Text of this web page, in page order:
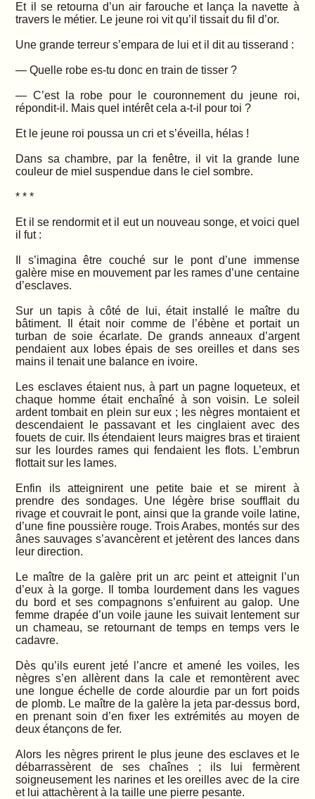
Et il se retourna d’un air farouche et lança la navette à
travers le métier. Le jeune roi vit qu’il tissait du fil d’or.
Une grande terreur s’empara de lui et il dit au tisserand :
— Quelle robe es-tu donc en train de tisser ?
— C’est la robe pour le couronnement du jeune roi,
répondit-il. Mais quel intérêt cela a-t-il pour toi ?
Et le jeune roi poussa un cri et s’éveilla, hélas !
Dans sa chambre, par la fenêtre, il vit la grande lune
couleur de miel suspendue dans le ciel sombre.
* * *
Et il se rendormit et il eut un nouveau songe, et voici quel
il fut :
Il s’imagina être couché sur le pont d’une immense
galère mise en mouvement par les rames d’une centaine
d’esclaves.
Sur un tapis à côté de lui, était installé le maître du
bâtiment. Il était noir comme de l’ébène et portait un
turban de soie écarlate. De grands anneaux d’argent
pendaient aux lobes épais de ses oreilles et dans ses
mains il tenait une balance en ivoire.
Les esclaves étaient nus, à part un pagne loqueteux, et
chaque homme était enchaîné à son voisin. Le soleil
ardent tombait en plein sur eux ; les nègres montaient et
descendaient le passavant et les cinglaient avec des
fouets de cuir. Ils étendaient leurs maigres bras et tiraient
sur les lourdes rames qui fendaient les flots. L’embrun
flottait sur les lames.
Enfin ils atteignirent une petite baie et se mirent à
prendre des sondages. Une légère brise soufflait du
rivage et couvrait le pont, ainsi que la grande voile latine,
d’une fine poussière rouge. Trois Arabes, montés sur des
ânes sauvages s’avancèrent et jetèrent des lances dans
leur direction.
Le maître de la galère prit un arc peint et atteignit l’un
d’eux à la gorge. Il tomba lourdement dans les vagues
du bord et ses compagnons s’enfuirent au galop. Une
femme drapée d’un voile jaune les suivait lentement sur
un chameau, se retournant de temps en temps vers le
cadavre.
Dès qu’ils eurent jeté l’ancre et amené les voiles, les
nègres s’en allèrent dans la cale et remontèrent avec
une longue échelle de corde alourdie par un fort poids
de plomb. Le maître de la galère la jeta par-dessus bord,
en prenant soin d’en fixer les extrémités au moyen de
deux étançons de fer.
Alors les nègres prirent le plus jeune des esclaves et le
débarrassèrent de ses chaînes ; ils lui fermèrent
soigneusement les narines et les oreilles avec de la cire
et lui attachèrent à la taille une pierre pesante.